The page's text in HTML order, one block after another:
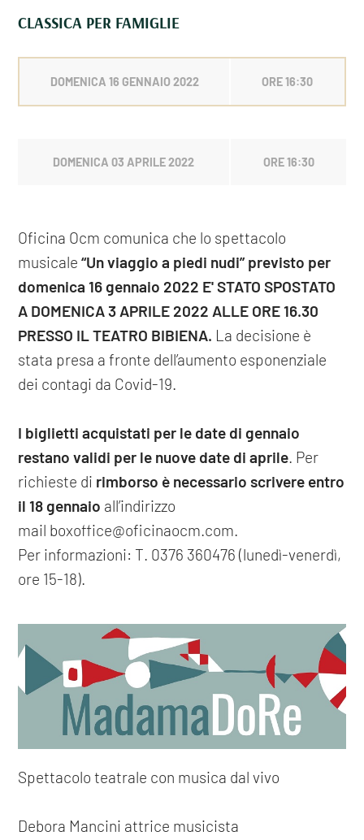
CLASSICA PER FAMIGLIE
DOMENICA 16 GENNAIO 2022 ORE 16:30
DOMENICA 03 APRILE 2022 ORE 16:30
Oficina Ocm comunica che lo spettacolo
musicale“Un viaggio a piedi nudi” previsto per
domenica 16 gennaio 2022 E' STATO SPOSTATO
A DOMENICA 3 APRILE 2022 ALLE ORE 16.30
PRESSO IL TEATRO BIBIENA. La decisione è
stata presa a fronte dell’aumento esponenziale
dei contagi da Covid-19.
I biglietti acquistati per le date di gennaio
restano validi per le nuove date di aprile. Per
richieste di rimborso è necessario scrivere entro
il 18 gennaio all’indirizzo
mail boxoffice@oficinaocm.com.
Per informazioni: T. 0376 360476 (lunedì-venerdì,
ore 15-18).
Spettacolo teatrale con musica dal vivo
Debora Mancini attrice musicista